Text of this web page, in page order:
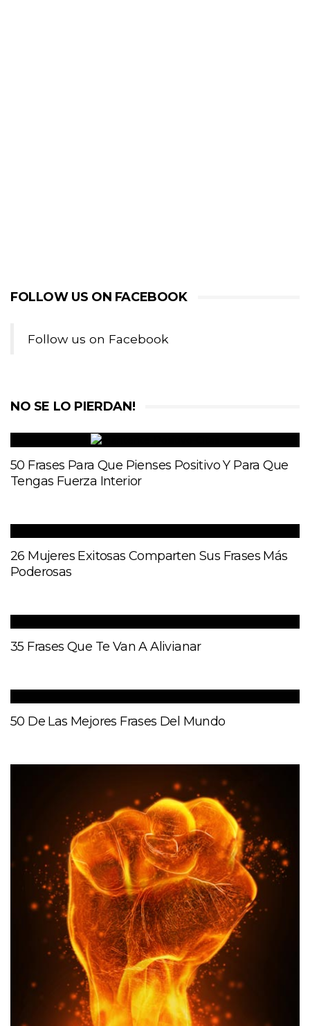
FOLLOW US ON FACEBOOK
Follow us on Facebook
NO SE LO PIERDAN!
50 Frases Para Que Pienses Positivo Y Para Que
Tengas Fuerza Interior
26 Mujeres Exitosas Comparten Sus Frases Más
Poderosas
35 Frases Que Te Van A Alivianar
50 De Las Mejores Frases Del Mundo